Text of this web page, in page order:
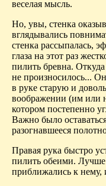
веселая мысль.
Но, увы, стенка
вглядывались
стенка рассыпалась,
глаза на этот раз
пилить бревна.
не произносилось...
в руке старую и
воображении (им или
котором постепенно
Важно было
разогнавшееся
Правая рука быстро
пилить обеими. Лучше
приближались к нему,